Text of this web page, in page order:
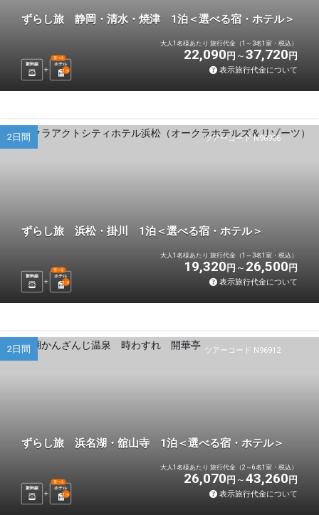
ずらし旅 静岡・清水・焼津 1泊＜選べる宿・ホテル＞
新幹線 ホテル
選べる
1 泊
大人1名様あたり 旅行代金（1～3名1室・税込）
22,090 円 37,720 円
表示旅行代金について
ツアーコード N96906
2日間
ずらし旅 浜松・掛川 1泊＜選べる宿・ホテル＞
新幹線 ホテル
選べる
1 泊
大人1名様あたり 旅行代金（1～3名1室・税込）
19,320 円 26,500 円
表示旅行代金について
ツアーコード N96912
2日間
ずらし旅 浜名湖・舘山寺 1泊＜選べる宿・ホテル＞
新幹線 ホテル
選べる
1 泊
大人1名様あたり 旅行代金（2～6名1室・税込）
26,070 円 43,260 円
表示旅行代金について